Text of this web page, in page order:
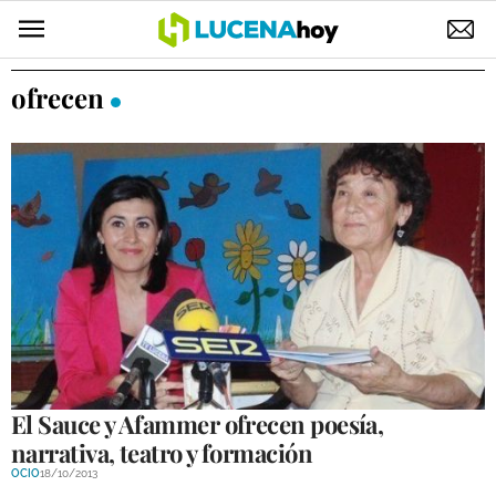
POLÍTICA
ELECCIONES
SUCESOS
ECONOMÍA
DESARROLLO LOCAL
LUCENA EMPRESAS
OCIO
COFRADÍAS
ofrecen
El Sauce y Afammer ofrecen poesía,
narrativa, teatro y formación
OCIO18/10/2013